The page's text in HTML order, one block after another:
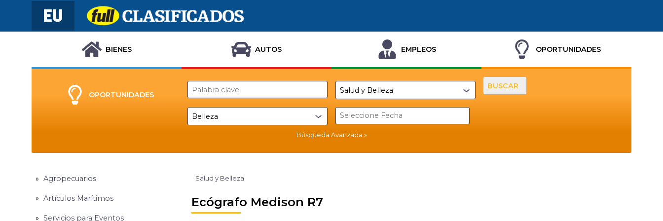
BIENES AUTOS EMPLEOS OPORTUNIDADES
OPORTUNIDADES
Búsqueda Avanzada
BUSCAR
Agropecuarios
Artículos Marítimos
Servicios para Eventos
Salud y Belleza
Ecógrafo Medison R7